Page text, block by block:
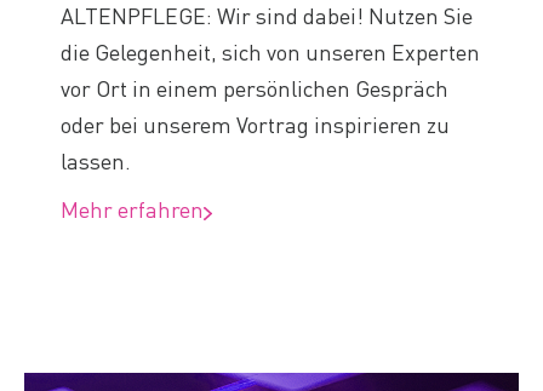
ALTENPFLEGE: Wir sind dabei! Nutzen Sie
die Gelegenheit, sich von unseren Experten
vor Ort in einem persönlichen Gespräch
oder bei unserem Vortrag inspirieren zu
lassen.
Mehr erfahren